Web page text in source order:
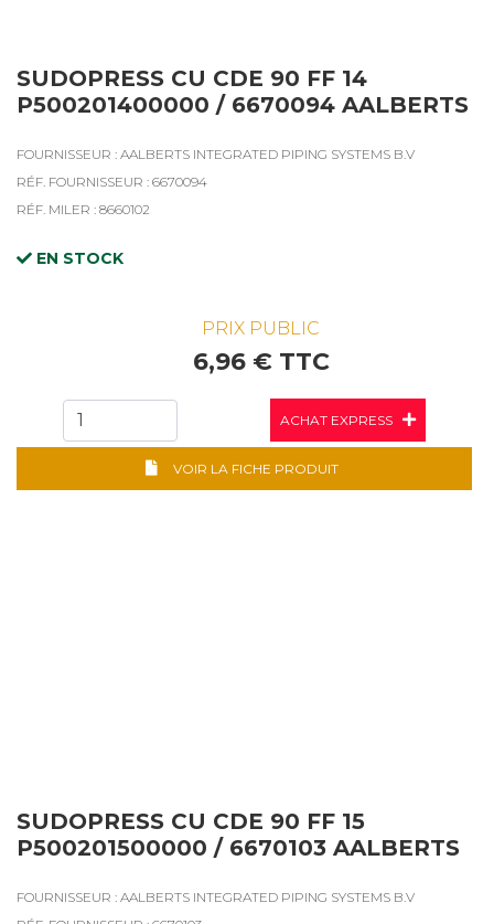
SUDOPRESS CU CDE 90 FF 14
P500201400000 / 6670094 AALBERTS
FOURNISSEUR : AALBERTS INTEGRATED PIPING SYSTEMS B.V
RÉF. FOURNISSEUR : 6670094
RÉF. MILER : 8660102
EN STOCK
PRIX PUBLIC
6,96 € TTC
ACHAT EXPRESS
VOIR LA FICHE PRODUIT
SUDOPRESS CU CDE 90 FF 15
P500201500000 / 6670103 AALBERTS
FOURNISSEUR : AALBERTS INTEGRATED PIPING SYSTEMS B.V